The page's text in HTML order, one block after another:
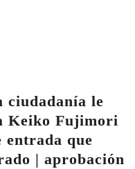
ciudadanía le
Keiko Fujimori
entrada que
| aprobación